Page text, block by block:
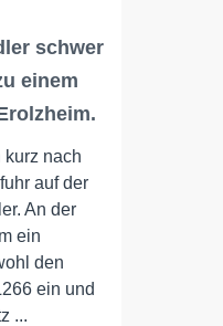
schwer
einem
nach
auf der
An der
ein
den
ein und
...